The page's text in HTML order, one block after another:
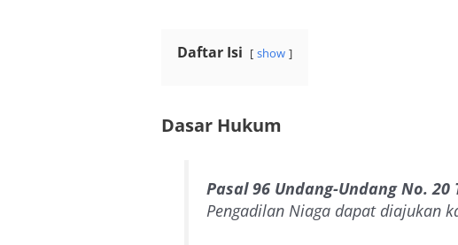
Daftar Isi show
Dasar Hukum
Pasal 96 Undang-Undang No. 20
Pengadilan Niaga dapat diajukan